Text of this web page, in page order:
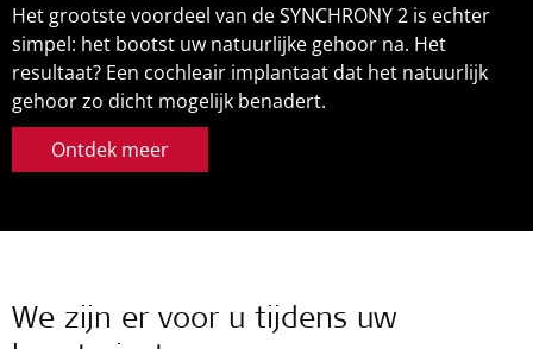
Het grootste voordeel van de SYNCHRONY 2 is echter
simpel: het bootst uw natuurlijke gehoor na. Het
resultaat? Een cochleair implantaat dat het natuurlijk
gehoor zo dicht mogelijk benadert.
Ontdek meer
We zijn er voor u tijdens uw